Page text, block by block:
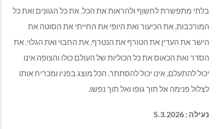
בלתי מתפשרת לחשוף ולהראות את הכל. את כל הגוונים ואת כל
המורכבות. את הכיעור ואת היופי את החייתי את הסוטה את
הישר את העדין את הטורף את הנטרף, את החבוי ואת הגלוי. את
הסדר ואת הכאוס את כל הכוליות של העולם כולו והצופה אינו
יכול להתעלם, אינו יכול להסתתר. הכל מוצג בפניו ומכריח אותו
לצלול פנימה אל תוך גופו ואל תוך נפשו.
נעילה : 5.3.2026